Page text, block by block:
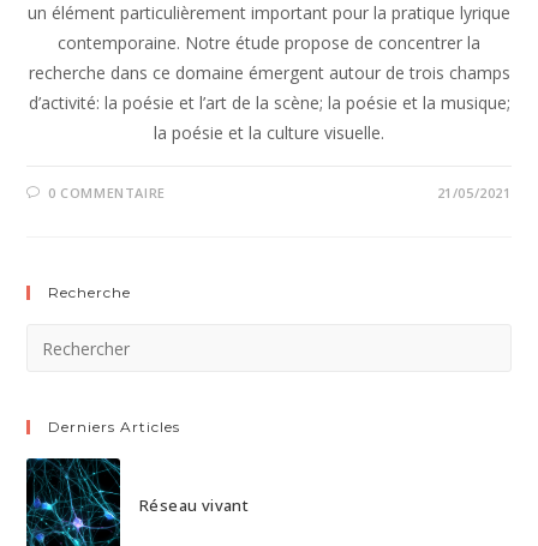
un élément particulièrement important pour la pratique lyrique
contemporaine. Notre étude propose de concentrer la
recherche dans ce domaine émergent autour de trois champs
d’activité: la poésie et l’art de la scène; la poésie et la musique;
la poésie et la culture visuelle.
0 COMMENTAIRE 21/05/2021
Recherche
Derniers Articles
Réseau vivant